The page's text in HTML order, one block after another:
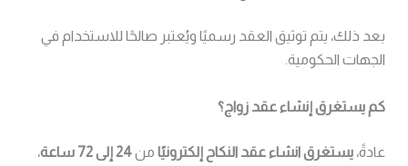
بعد ذلك، يتم توثيق العقد رسميًا ويُعتبر صالحًا للاستخدام في
الجهات الحكومية.
كم يستغرق إنشاء عقد زواج؟
عادةً، يستغرق انشاء عقد النكاح إلكترونيًا من24 إلى 72 ساعة
،